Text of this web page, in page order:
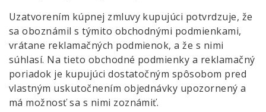
Uzatvorením kúpnej zmluvy kupujúci potvrdzuje, že
sa oboznámil s týmito obchodnými podmienkami,
vrátane reklamačných podmienok, a že s nimi
súhlasí. Na tieto obchodné podmienky a reklamačný
poriadok je kupujúci dostatočným spôsobom pred
vlastným uskutočnením objednávky upozornený a
má možnosť sa s nimi zoznámiť.